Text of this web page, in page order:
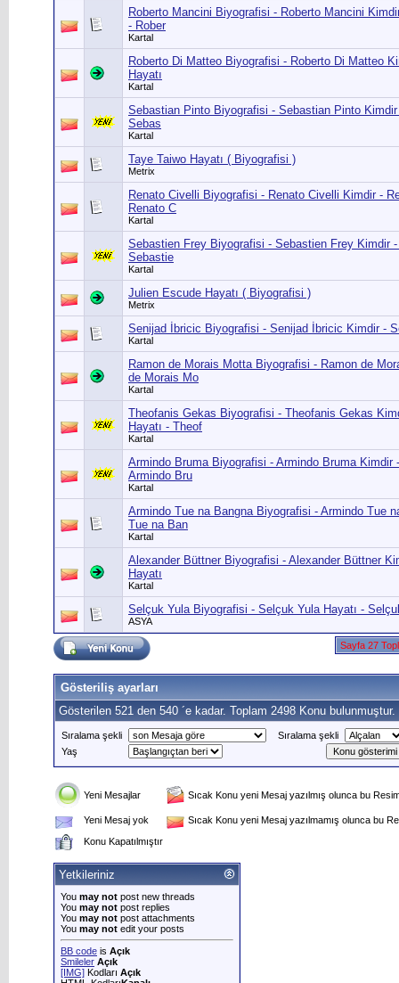
Roberto Mancini Biyografisi - Roberto Mancini
- Rober
Kartal
Roberto Di Matteo Biyografisi - Roberto Di Matteo
Hayatı
Kartal
Sebastian Pinto Biyografisi - Sebastian Pinto
Sebas
Kartal
Taye Taiwo Hayatı ( Biyografisi )
Metrix
Renato Civelli Biyografisi - Renato Civelli Kimdir -
Renato C
Kartal
Sebastien Frey Biyografisi - Sebastien Frey Kimdir
Sebastie
Kartal
Julien Escude Hayatı ( Biyografisi )
Metrix
Senijad İbricic Biyografisi - Senijad İbricic Kimdir -
Kartal
Ramon de Morais Motta Biyografisi - Ramon de
de Morais Mo
Kartal
Theofanis Gekas Biyografisi - Theofanis Gekas
Hayatı - Theof
Kartal
Armindo Bruma Biyografisi - Armindo Bruma Kimdir
Armindo Bru
Kartal
Armindo Tue na Bangna Biyografisi - Armindo Tue
Tue na Ban
Kartal
Alexander Büttner Biyografisi - Alexander Büttner
Hayatı
Kartal
Selçuk Yula Biyografisi - Selçuk Yula Hayatı -
ASYA
Sayfa 27
Gösteriliş ayarları
Gösterilen 521 den 540 ´e kadar. Toplam 2498 Konu bulunmuştur.
Sıralama şekli
Sıralama şekli
Yaş
Yeni Mesajlar Sıcak Konu yeni Mesaj yazılmış olunca bu
Yeni Mesaj yok
Sıcak Konu yeni Mesaj yazılmamış olunca bu
Konu Kapatılmıştır
Yetkileriniz
You may not post new threads
You may not post replies
You may not post attachments
You may not edit your posts
BB code is Açık
Smileler Açık
[IMG] Kodları Açık